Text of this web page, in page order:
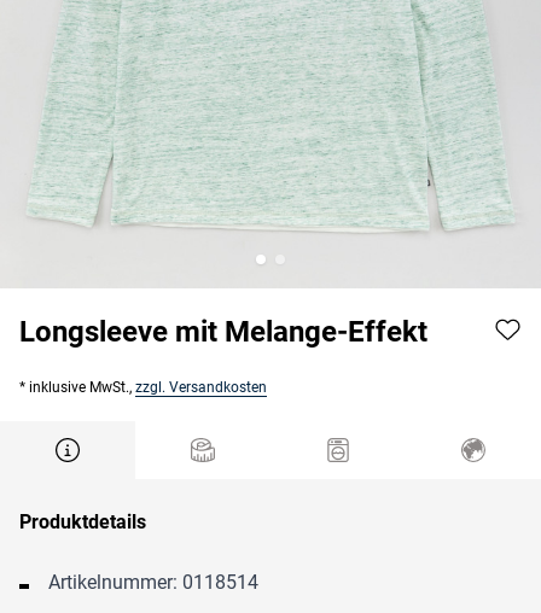
Longsleeve mit Melange-Effekt
* inklusive MwSt., zzgl. Versandkosten
Produktdetails
Artikelnummer: 0118514